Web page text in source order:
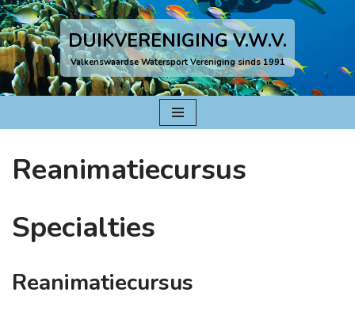
Ga
naar
de
inhoud
DUIKVERENIGING V.W.V.
Valkenswaardse Watersport Vereniging sinds 1991
Reanimatiecursus
Specialties
Reanimatiecursus